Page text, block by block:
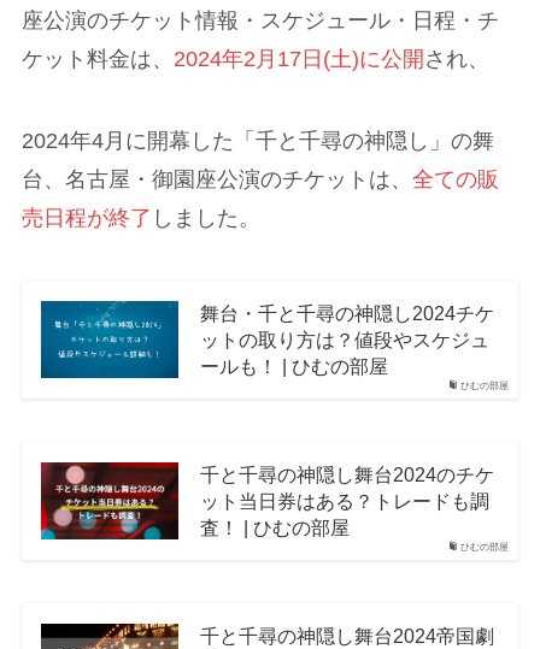
座公演のチケット情報・スケジュール・日程・チ
ケット料金は、 2024年2月17日(土)に公開 され、
2024年4月に開幕した「千と千尋の神隠し」の舞
台、名古屋・御園座公演のチケットは、 全ての販
売日程が終了 しました。
ひむの部屋
舞台・千と千尋の神隠し2024チケ
ットの取り方は？値段やスケジュ
ールも！ | ひむの部屋
ひむの部屋
千と千尋の神隠し舞台2024のチケ
ット当日券はある？トレードも調
査！ | ひむの部屋
千と千尋の神隠し舞台2024帝国劇